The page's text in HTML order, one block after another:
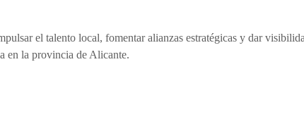
el talento local, fomentar alianzas estratégicas y dar
en la provincia de Alicante.